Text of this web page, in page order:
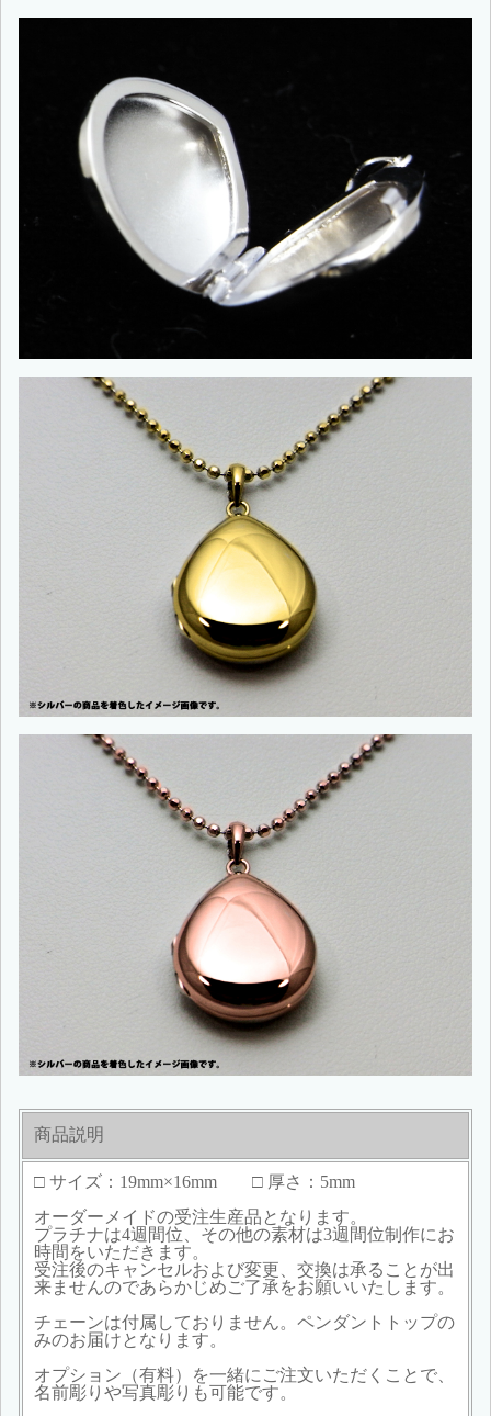
商品説明
□ サイズ：19mm×16mm □ 厚さ：5mm
オーダーメイドの受注生産品となります。
プラチナは4週間位、その他の素材は3週間位制作にお
時間をいただきます。
受注後のキャンセルおよび変更、交換は承ることが出
来ませんのであらかじめご了承をお願いいたします。
チェーンは付属しておりません。ペンダントトップの
みのお届けとなります。
オプション（有料）を一緒にご注文いただくことで、
名前彫りや写真彫りも可能です。